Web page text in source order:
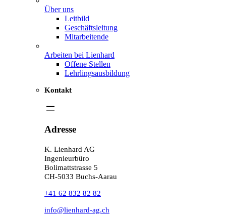
Über uns
Leitbild
Geschäftsleitung
Mitarbeitende
Arbeiten bei Lienhard
Offene Stellen
Lehrlingsausbildung
Kontakt
Adresse
K. Lienhard AG
Ingenieurbüro
Bolimattstrasse 5
CH-5033 Buchs-Aarau
+41 62 832 82 82
info@lienhard-ag.ch